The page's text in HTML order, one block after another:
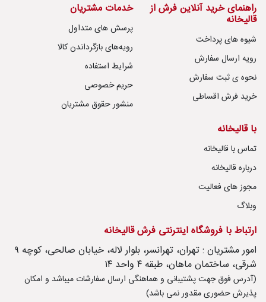
راهنمای خرید آنلاین فرش از
قالیخانه
شیوه های پرداخت
رویه ارسال سفارش
نحوه ی ثبت سفارش
خرید فرش اقساطی
خدمات مشتریان
پرسش های متداول
رویه‌های بازگرداندن کالا
شرایط استفاده
حریم خصوصی
منشور حقوق مشتریان
با قالیخانه
تماس با قالیخانه
درباره قالیخانه
مجوز های فعالیت
وبلاگ
ارتباط با فروشگاه اینترنتی فرش قالیخانه
امور مشتریان : تهران، تهرانسر، بلوار لاله، خیابان صالحی، کوچه ۹
شرقی، ساختمان ماهان، طبقه ۴ واحد ۱۴
(آدرس فوق جهت پشتیبانی و هماهنگی ارسال سفارشات میباشد و امکان
پذیرش حضوری مقدور نمی باشد)